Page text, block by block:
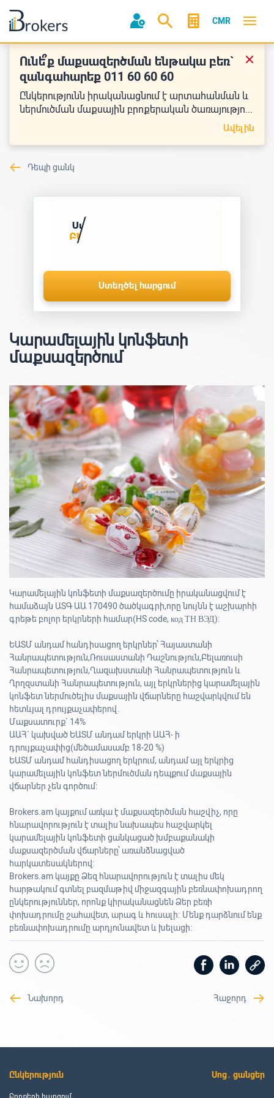
CMR
Ունե՞ք մաքսազերծման ենթակա բեռ`
զանգահարեք 011 60 60 60
Ընկերությունն իրականացնում է արտահանման և
ներմուծման մաքսային բրոքերական ծառայությո...
Ավելին
Դեպի ցանկ
Ստեղծել հարցում
Կարամելային կոնֆետի
մաքսազերծում
Կարամելային կոնֆետի մաքսազերծումը իրականացվում է
համաձայն ԱՏԳ ԱԱ 170490 ծածկագրի,որը նույնն է աշխարհի
գրեթե բոլոր երկրների համար(HS code, код ТН ВЭД):
ԵԱՏՄ անդամ հանդիսացող երկրներ՝ Հայաստանի
Հանրապետություն,Ռուսաստանի Դաշնություն,Բելառուսի
Հանրապետություն,Ղազախստանի Հանրապետություն և
Ղրղզստանի Հանրապետություն, այլ երկրներից կարամելային
կոնֆետ ներմուծելիս մաքսային վճարները հաշվարկվում են
հետևյալ դրույքաչափերով.
Մաքսատուրք` 14%
ԱԱՀ` կախված ԵԱՏՄ անդամ երկրի ԱԱՀ- ի
դրույքաչափից(մեծամասամբ 18-20 %)
ԵԱՏՄ անդամ հանդիսացող երկրում, անդամ այլ երկրից
կարամելային կոնֆետ ներմուծման դեպքում մաքսային
վճարներ չեն գործում:
Brokers.am կայքում առկա է մաքսազերծման հաշվիչ, որը
հնարավորություն է տալիս նախապես հաշվարկել
կարամելային կոնֆետի ցանկացած խմբաքանակի
մաքսազերծման վճարները՝ առանձնացված
հարկատեսակներով:
Brokers.am կայքը Ձեզ հնարավորություն է տալիս մեկ
հարթակում գտնել բազմաթիվ միջազգային բեռնափոխադրող
ընկերություններ, որոնք կիրականացնեն Ձեր բեռի
փոխադրումը շահավետ, արագ և հուսալի։ Մենք դարձնում ենք
բեռնափոխադրումը արդյունավետ և խելացի։
Նախորդ Հաջորդ
Ընկերություն Սոց․ ցանցեր